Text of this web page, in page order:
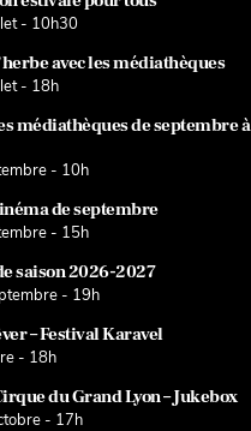
- 10h30
avec les médiathèques
- 18h
médiathèques de septembre à
- 10h
de septembre
- 15h
saison 2026-2027
- 19h
– Festival Karavel
- 18h
du Grand Lyon – Jukebox
- 17h